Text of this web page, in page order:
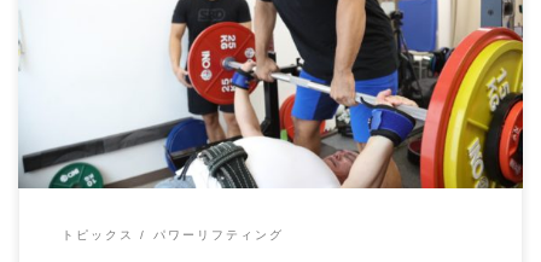
トレーニングパートナーがいると“挙上回数”が伸びる？ ～パフォ
ーマンスを引き出す「見える安心感」の効 […]
トピックス パワーリフティング